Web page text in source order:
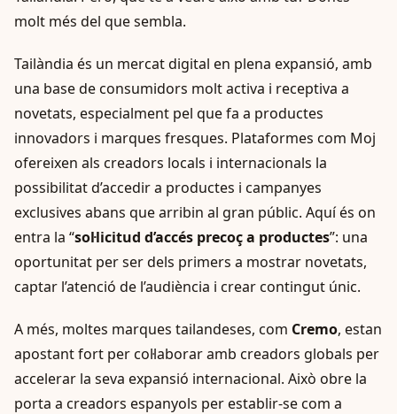
molt més del que sembla.
Tailàndia és un mercat digital en plena expansió, amb
una base de consumidors molt activa i receptiva a
novetats, especialment pel que fa a productes
innovadors i marques fresques. Plataformes com Moj
ofereixen als creadors locals i internacionals la
possibilitat d’accedir a productes i campanyes
exclusives abans que arribin al gran públic. Aquí és on
entra la “sol·licitud d’accés precoç a productes”: una
oportunitat per ser dels primers a mostrar novetats,
captar l’atenció de l’audiència i crear contingut únic.
A més, moltes marques tailandeses, com Cremo, estan
apostant fort per col·laborar amb creadors globals per
accelerar la seva expansió internacional. Això obre la
porta a creadors espanyols per establir-se com a